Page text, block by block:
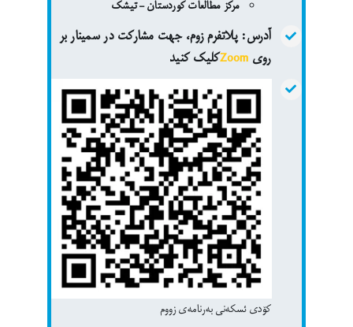
مرکز مطالعات کوردستان – تیشک
آدرس:پلاتفرم زوم، جهت مشارکت در سمینار بر
روی Zoomکلیک کنید
کۆدی ئسکەنی بەرنامەی زووم